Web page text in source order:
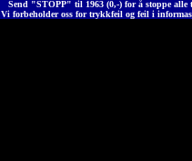
Send "STOPP" til 1963 (0,-) for å stoppe alle
Vi forbeholder oss for trykkfeil og feil i